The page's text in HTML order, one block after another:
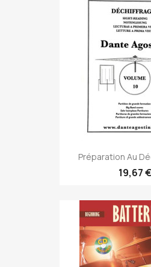
Préparation Au
19,67 €